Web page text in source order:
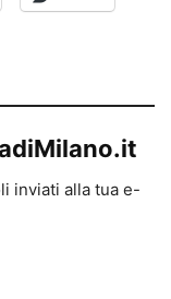
inviati alla tua e-